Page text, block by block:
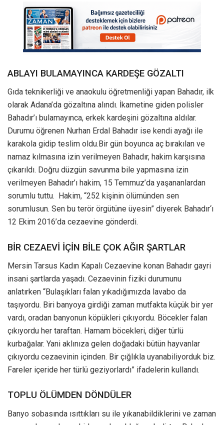
ABLAYI BULAMAYINCA KARDEŞE GÖZALTI
Gıda teknikerliği ve anaokulu öğretmenliği yapan Bahadır, ilk
olarak Adana’da gözaltına alındı. İkametine giden polisler
Bahadır’ı bulamayınca, erkek kardeşini gözaltına aldılar.
Durumu öğrenen Nurhan Erdal Bahadır ise kendi ayağı ile
karakola gidip teslim oldu.Bir gün boyunca aç bırakılan ve
namaz kılmasına izin verilmeyen Bahadır, hakim karşısına
çıkarıldı. Doğru düzgün savunma bile yapmasına izin
verilmeyen Bahadır’ı hakim, 15 Temmuz’da yaşananlardan
sorumlu tuttu. Hakim, “252 kişinin ölümünden sen
sorumlusun. Sen bu terör örgütüne üyesin” diyerek Bahadır‘ı
12 Ekim 2016’da cezaevine gönderdi.
BİR CEZAEVİ İÇİN BİLE ÇOK AĞIR ŞARTLAR
Mersin Tarsus Kadın Kapalı Cezaevine konan Bahadır gayri
insani şartlarda yaşadı. Cezaevinin fiziki durumunu
anlatırken “Bulaşıkları falan yıkadığımızda lavabo da
taşıyordu. Biri banyoya girdiği zaman mutfakta küçük bir yer
vardı, oradan banyonun köpükleri çıkıyordu. Böcekler falan
çıkıyordu her taraftan. Hamam böcekleri, diğer türlü
kurbağalar. Yani aklınıza gelen doğadaki bütün hayvanlar
çıkıyordu cezaevinin içinden. Bir çığlıkla uyanabiliyorduk biz.
Fareler içeride her türlü geziyorlardı” ifadelerin kullandı.
TOPLU ÖLÜMDEN DÖNDÜLER
Banyo sobasında ısıttıkları su ile yıkanabildiklerini ve zaman